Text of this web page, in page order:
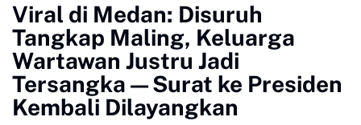
Viral di Medan: Disuruh
Tangkap Maling, Keluarga
Wartawan Justru Jadi
Tersangka—Surat ke Presiden
Kembali Dilayangkan